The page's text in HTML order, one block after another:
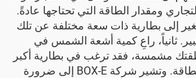
ومقدار الطاقة التي تحتاجها عادةً.
إلى بطارية ذات سعة مختلفة عن تلك
ثانياً، راعِ كمية أشعة الشمس في
مشمسة، فقد ترغب في بطارية أكبر
لتخزين كمية أكبر من الطاقة. وتشير شركة BOX-E إلى ضرورة